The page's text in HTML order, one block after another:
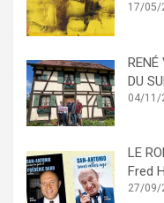
17/05/
RENÉ
DU
04/11/
LE
Fred
27/09/